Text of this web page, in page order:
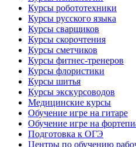
Курсы робототехники
Курсы русского языка
Курсы сварщиков
Курсы скорочтения
Курсы сметчиков
Курсы фитнес-тренеров
Курсы флористики
Курсы шитья
Курсы экскурсоводов
Медицинские курсы
Обучение игре на гитаре
Обучение игре на
Подготовка к ОГЭ
Центры по обучению